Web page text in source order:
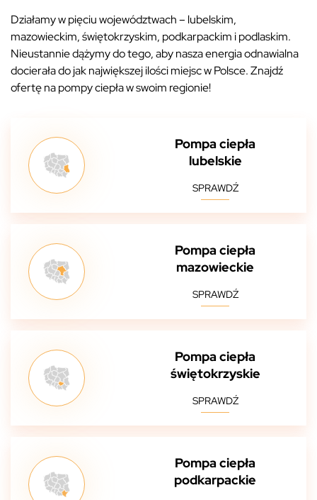
Działamy w pięciu województwach – lubelskim,
mazowieckim, świętokrzyskim, podkarpackim i podlaskim.
Nieustannie dążymy do tego, aby nasza energia odnawialna
docierała do jak największej ilości miejsc w Polsce. Znajdź
ofertę na pompy ciepła w swoim regionie!
Pompa ciepła
lubelskie
SPRAWDŹ
Pompa ciepła
mazowieckie
SPRAWDŹ
Pompa ciepła
świętokrzyskie
SPRAWDŹ
Pompa ciepła
podkarpackie